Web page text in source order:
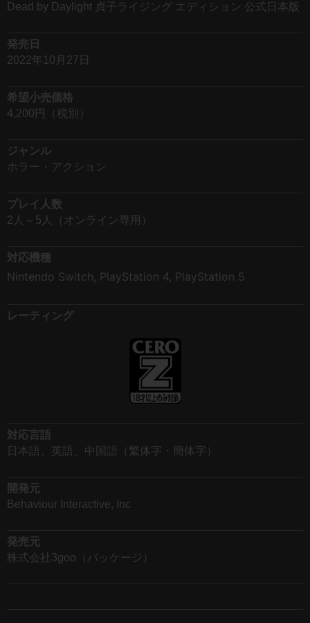
Dead by Daylight 貞子ライジング エディション 公式日本版
発売日
2022年10月27日
希望小売価格
4,200円（税別）
ジャンル
ホラー・アクション
プレイ人数
2人～5人（オンライン専用）
対応機種
Nintendo Switch, PlayStation 4, PlayStation 5
レーティング
対応言語
日本語、英語、中国語（繁体字・簡体字）
開発元
Behaviour Interactive, Inc
発売元
株式会社3goo（パッケージ）